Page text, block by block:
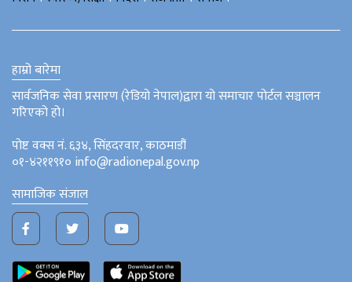
हाम्रो बारेमा
सार्वजनिक सेवा प्रसारण (रेडियो नेपाल)द्वारा यो समाचार पोर्टल सञ्चालन
गरिएको हो।
पोष्ट वक्स नं. ६३४, सिंहदरवार, काठमाडौं
०१-४२११९१० info@radionepal.gov.np
सामाजिक संजाल